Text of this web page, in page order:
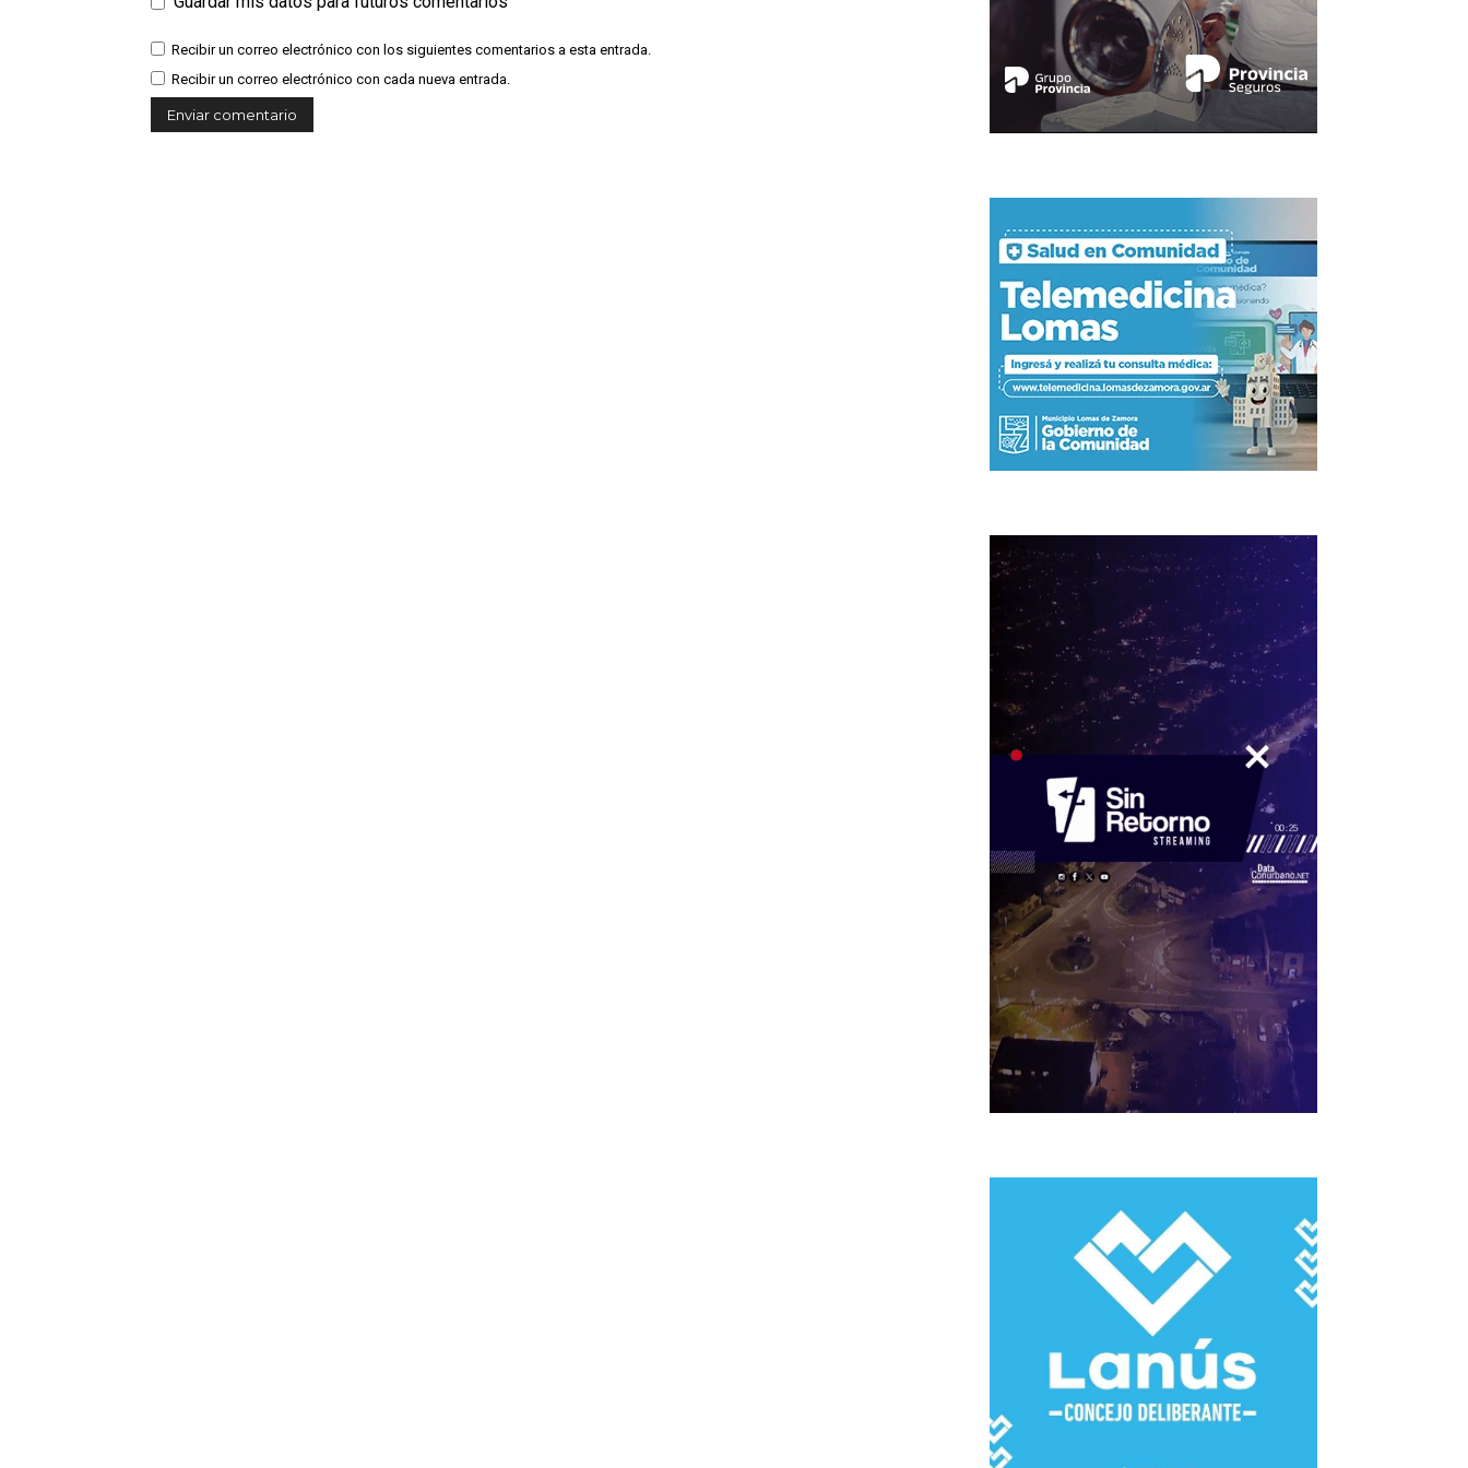
Recibir un correo electrónico con los siguientes comentarios a esta entrada.
Recibir un correo electrónico con cada nueva entrada.